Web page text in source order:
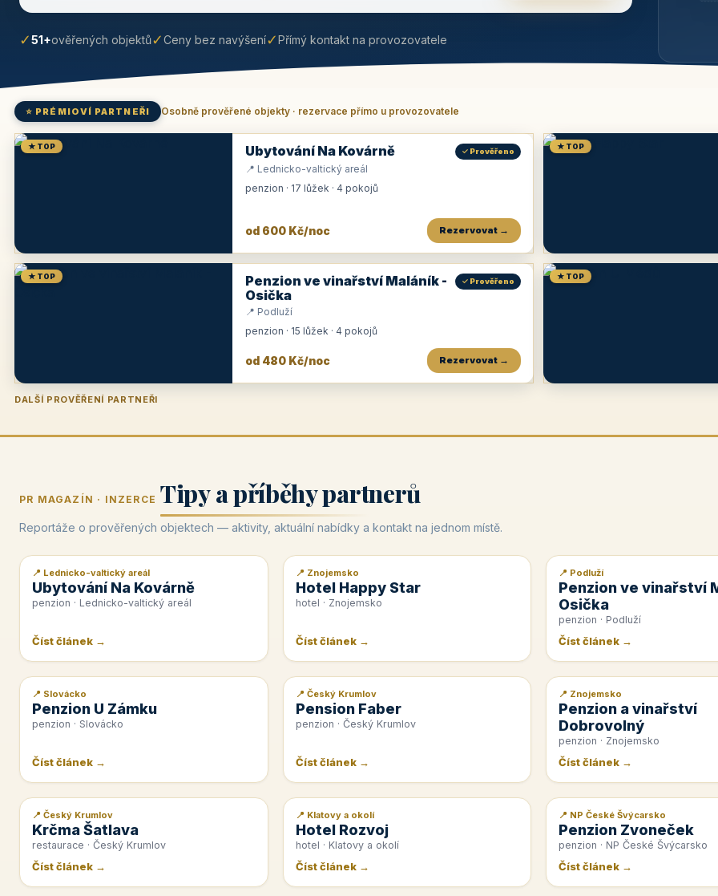
✓51+ověřených objektů✓Ceny bez navýšení✓Přímý kontakt na provozovatele
⭐ PRÉMIOVÍ PARTNEŘI Osobně prověřené objekty · rezervace přímo u provozovatele
★ TOP Ubytování Na Kovárně ✓ Prověřeno
📍 Lednicko-valtický areál
penzion · 17 lůžek · 4 pokojů
od 600 Kč/noc Rezervovat →
★ TOP
★ TOP
Penzion ve vinařství Maláník -
Osička
✓ Prověřeno
📍 Podluží
penzion · 15 lůžek · 4 pokojů
od 480 Kč/noc Rezervovat →
★ TOP
DALŠÍ PROVĚŘENÍ PARTNEŘI
Penzion U Zámku Pension Faber
PR MAGAZÍN · INZERCE Tipy a příběhy partnerů
Reportáže o prověřených objektech — aktivity, aktuální nabídky a kontakt na jednom místě.
📰 PR článek
📍 Lednicko-valtický areál
Ubytování Na Kovárně
penzion · Lednicko-valtický areál
Číst článek →
📰 PR článek
📍 Znojemsko
Hotel Happy Star
hotel · Znojemsko
Číst článek →
📰 PR článek
📍 Podluží
Penzion ve vinařství
Osička
penzion · Podluží
Číst článek →
📰 PR článek
📍 Slovácko
Penzion U Zámku
penzion · Slovácko
Číst článek →
📰 PR článek
📍 Český Krumlov
Pension Faber
penzion · Český Krumlov
Číst článek →
📰 PR článek
📍 Znojemsko
Penzion a vinařství
Dobrovolný
penzion · Znojemsko
Číst článek →
📰 PR článek
📍 Český Krumlov
Krčma Šatlava
restaurace · Český Krumlov
Číst článek →
📰 PR článek
📍 Klatovy a okolí
Hotel Rozvoj
hotel · Klatovy a okolí
Číst článek →
📰 PR článek
📍 NP České Švýcarsko
Penzion Zvoneček
penzion · NP České Švýcarsko
Číst článek →